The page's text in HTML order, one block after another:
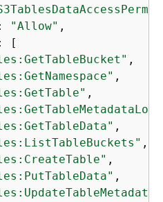
"Allow" ,
[
,
,
,
,
,
,
,